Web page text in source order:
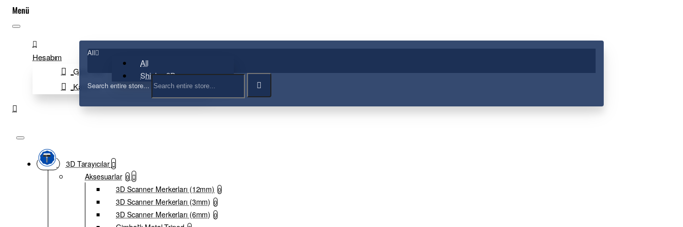
Hesabım
Giriş Yap
Kayıt Ol
3D Tarayıcılar
Aksesuarlar 0
3D Scanner Merkerları (12mm) 0
3D Scanner Merkerları (3mm) 0
3D Scanner Merkerları (6mm) 0
All
All
Shining 3D
Search entire store...